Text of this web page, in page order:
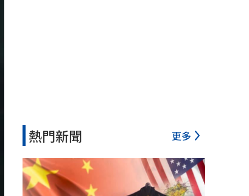
熱門新聞 更多